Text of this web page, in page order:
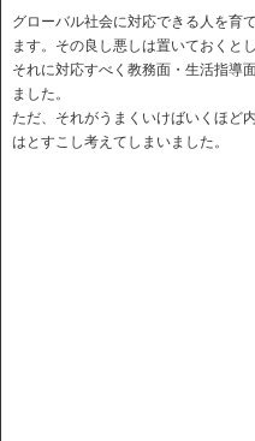
グローバル社会に対応できる人を育
ます。その良し悪しは置いておくと
それに対応すべく教務面・生活指導
ました。
ただ、それがうまくいけばいくほど
はとすこし考えてしまいました。